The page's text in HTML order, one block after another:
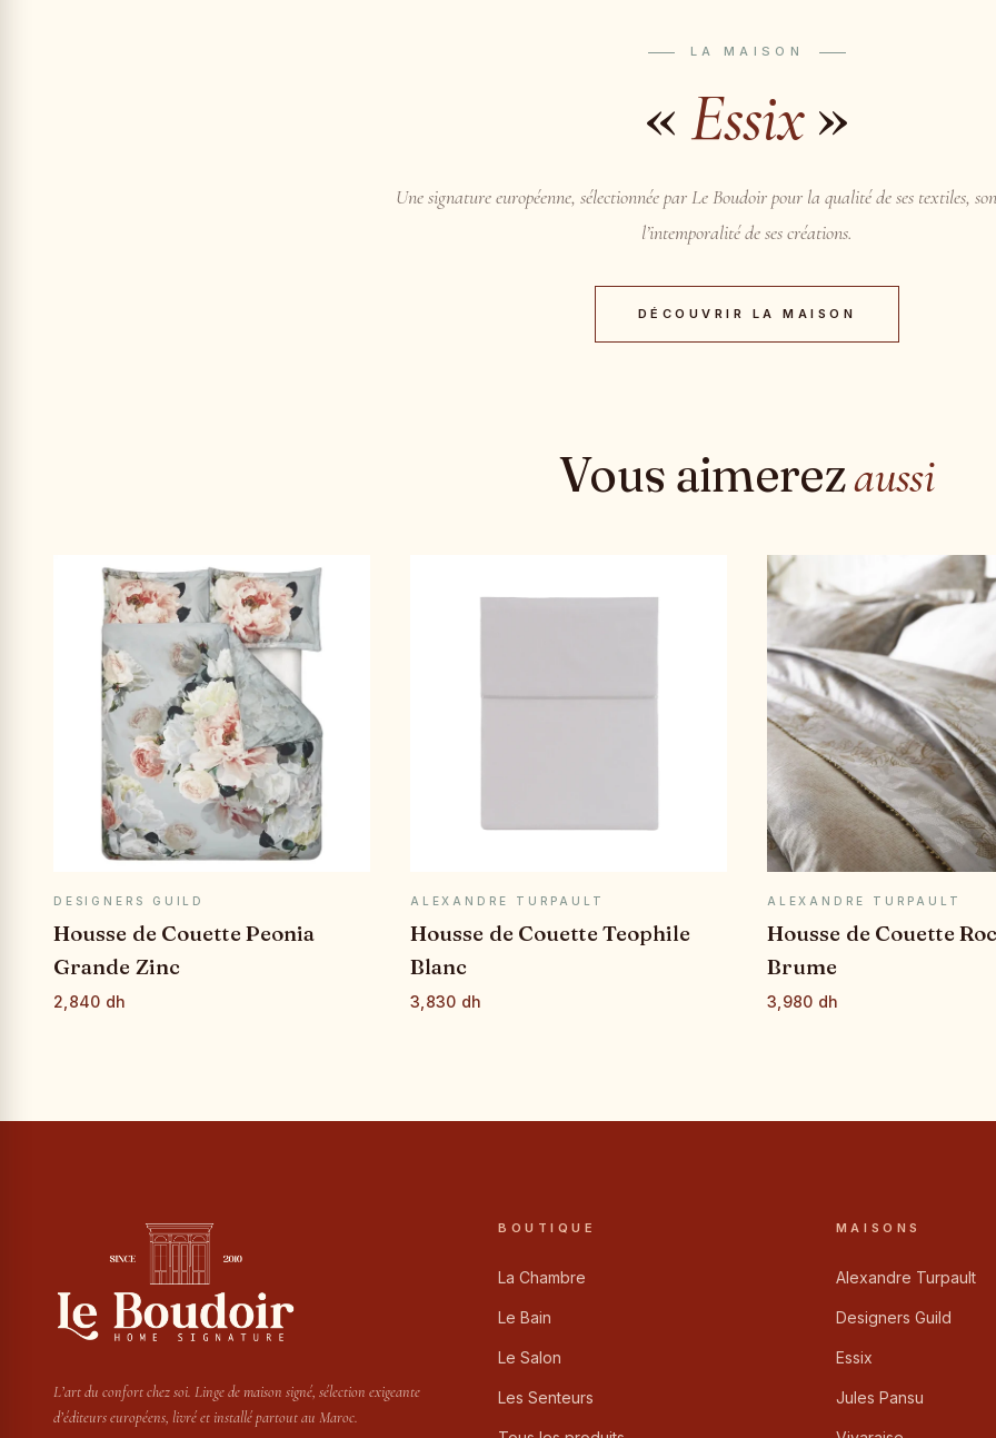
LA MAISON
« Essix»
Une signature européenne, sélectionnée par Le Boudoir pour la qualité de ses textiles,
l’intemporalité de ses créations.
DÉCOUVRIR LA MAISON
Vous aimerezaussi
APERÇU RAPIDE
DESIGNERS GUILD
Housse de Couette Peonia
Grande Zinc
2,840 dh
APERÇU RAPIDE
ALEXANDRE TURPAULT
Housse de Couette Teophile
Blanc
3,830 dh
APERÇU RAPIDE
ALEXANDRE TURPAULT
Housse de Couette
Brume
3,980 dh
L’art du confort chez soi. Linge de maison signé, sélection exigeante
d’éditeurs européens, livré et installé partout au Maroc.
BOUTIQUE
La Chambre
Le Bain
Le Salon
Les Senteurs
MAISONS
Alexandre Turpault
Designers Guild
Essix
Jules Pansu